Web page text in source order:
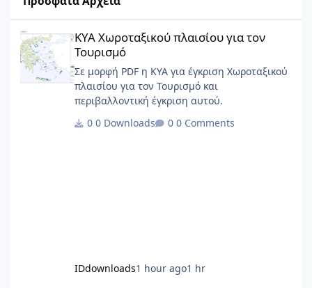
ΚΥΑ Χωροταξικού πλαισίου για τον
Τουρισμό
Σε μορφή PDF η ΚΥΑ για έγκριση Χωροταξικού
πλαισίου για τον Τουρισμό και
περιβαλλοντική έγκριση αυτού.
0 Downloads
0 Comments
IDdownloads1 hour ago1 hr